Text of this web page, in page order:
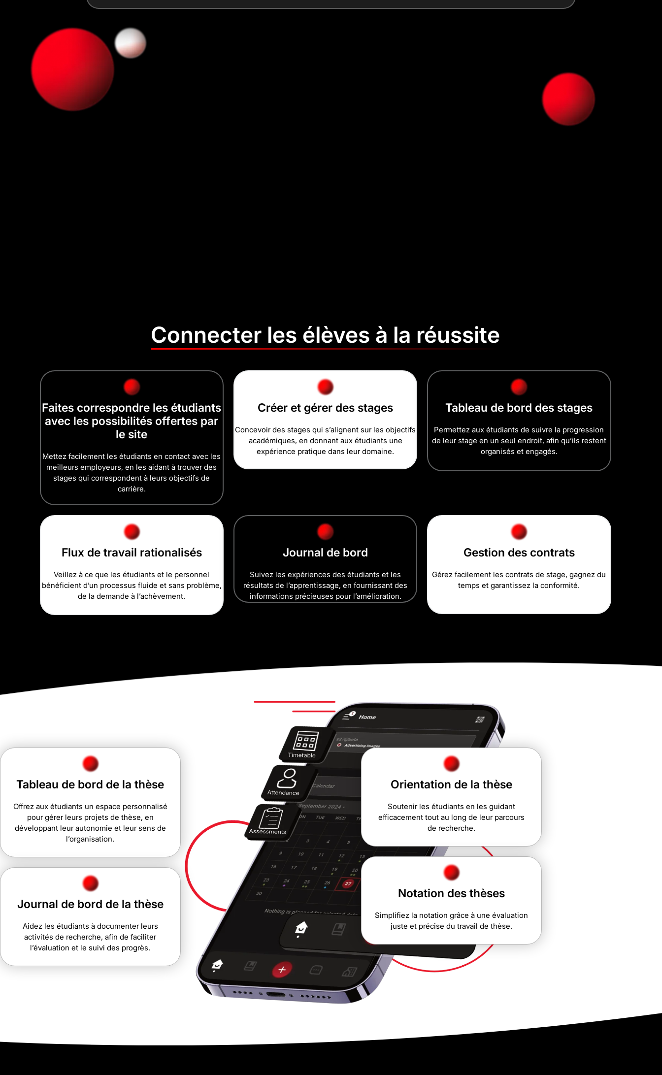
Connecter les élèves à la réussite
Faites correspondre les étudiants
avec les possibilités offertes par
le site
Mettez facilement les étudiants en contact avec les
meilleurs employeurs, en les aidant à trouver des
stages qui correspondent à leurs objectifs de
carrière.
Créer et gérer des stages
Concevoir des stages qui s’alignent sur les objectifs
académiques, en donnant aux étudiants une
expérience pratique dans leur domaine.
Tableau de bord des stages
Permettez aux étudiants de suivre la progression
de leur stage en un seul endroit, afin qu’ils restent
organisés et engagés.
Flux de travail rationalisés
Veillez à ce que les étudiants et le personnel
bénéficient d’un processus fluide et sans problème,
de la demande à l’achèvement.
Journal de bord
Suivez les expériences des étudiants et les
résultats de l’apprentissage, en fournissant des
informations précieuses pour l’amélioration.
Gestion des contrats
Gérez facilement les contrats de stage, gagnez du
temps et garantissez la conformité.
Tableau de bord de la thèse
Offrez aux étudiants un espace personnalisé
pour gérer leurs projets de thèse, en
développant leur autonomie et leur sens de
l’organisation.
Journal de bord de la thèse
Aidez les étudiants à documenter leurs
activités de recherche, afin de faciliter
l’évaluation et le suivi des progrès.
Orientation de la thèse
Soutenir les étudiants en les guidant
efficacement tout au long de leur parcours
de recherche.
Notation des thèses
Simplifiez la notation grâce à une évaluation
juste et précise du travail de thèse.